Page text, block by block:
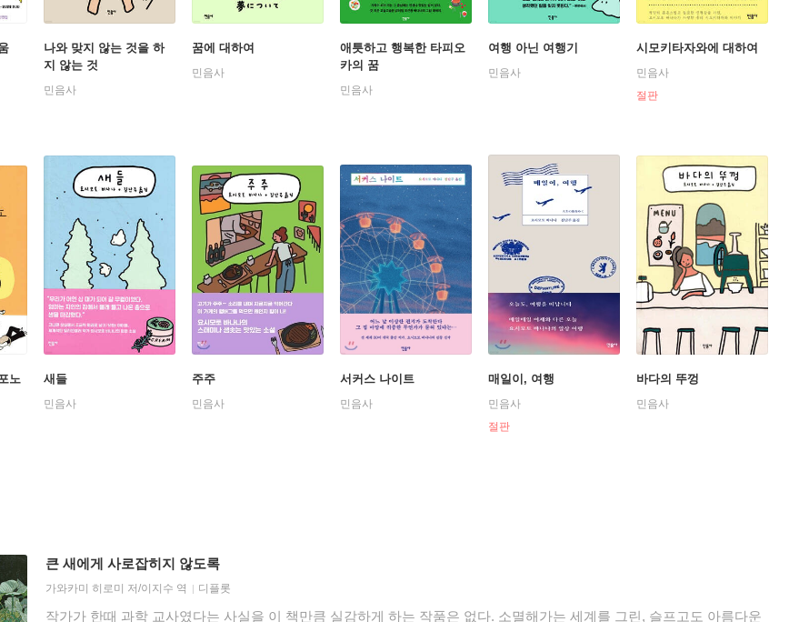
』으로 화려한 문학적 데뷔를 하며 “나의 최종 목표는 노벨문학상을 타는 것”이라는 당찬 포부를 밝혔던 요시모토 바나나
정작 자신은 한번도 결혼하겠다는 생각을 해본 적이 없고 앞으로도 하지 않을 거라는 작가 요시모토 바나나가 인생의 가장
바치는 찬가 『허니문』은 사랑과 꿈이 필요한 십대들이 사춘기를 넘어 어른이 되어가는 과정에서 바깥 세상을 만나고 그
되기까지의 방황을 그린 소설이다. 요시모토 바나나의 다른 작품들, 예컨대 『키친』이나 『도마뱀』에서처럼 『허니
혼을 경험한 십대 소녀가 서로 다른 사람의 상처를 이해하며 자기의 것을 치유하게 되는 과정, 다른 사람의 영혼과 교류하며
움에 눈떠 가는 과정을 바나나 특유의 담백한 문체로 들려준다.
로 『불륜과 남미』『몸은 모든 것을 알고 있다』『티티새』『하치의 마지막 연인』『슬픈 예감』『멜랑코리아』『도마
』『하드보일드 하드 럭』『하얀 강, 배』『아르헨티나 할머니』『해피 해피 스마일』『데이지의 인생』 『도토리 자
.
나와 맞지 않는 것을 하
지 않는 것
민음사
꿈에 대하여
민음사
애틋하고 행복한 타피오
카의 꿈
민음사
여행 아닌 여행기
민음사
시모키타자와에 대하여
민음사
절판
노 새들
민음사
주주
민음사
서커스 나이트
민음사
매일이, 여행
민음사
절판
바다의 뚜껑
민음사
큰 새에게 사로잡히지 않도록
가와카미 히로미 저/이지수 역 디플롯
작가가 한때 과학 교사였다는 사실을 이 책만큼 실감하게 하는 작품은 없다. 소멸해가는 세계를 그린, 슬프고도 아름다운